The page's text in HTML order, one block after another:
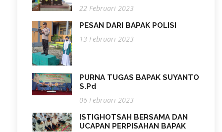
22 Februari 2023
PESAN DARI BAPAK POLISI
13 Februari 2023
PURNA TUGAS BAPAK SUYANTO
S.Pd
06 Februari 2023
ISTIGHOTSAH BERSAMA DAN
UCAPAN PERPISAHAN BAPAK